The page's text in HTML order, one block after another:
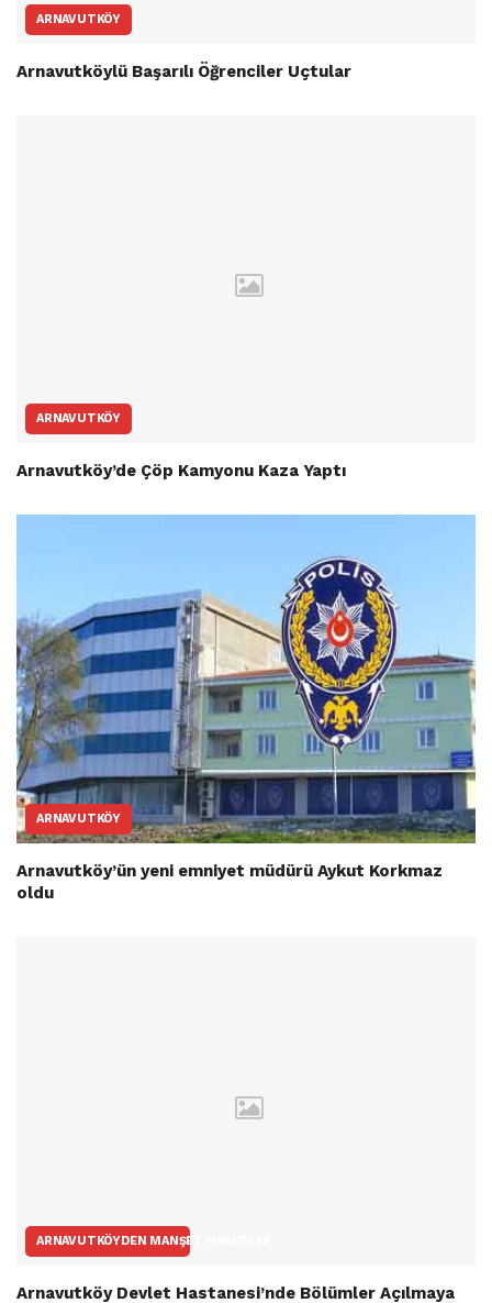
ARNAVUTKÖY
Arnavutköylü Başarılı Öğrenciler Uçtular
ARNAVUTKÖY
Arnavutköy’de Çöp Kamyonu Kaza Yaptı
ARNAVUTKÖY
Arnavutköy’ün yeni emniyet müdürü Aykut Korkmaz
oldu
ARNAVUTKÖYDEN MANŞET HABERLER
Arnavutköy Devlet Hastanesi’nde Bölümler Açılmaya